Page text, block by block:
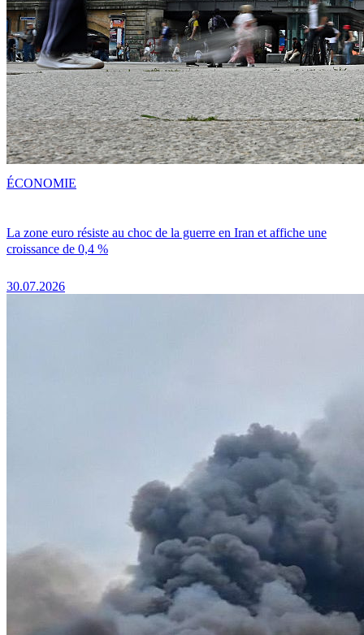
La zone euro résiste au choc de la guerre en Iran et affiche une
croissance de 0,4 %
30.07.2026
ÉCONOMIE